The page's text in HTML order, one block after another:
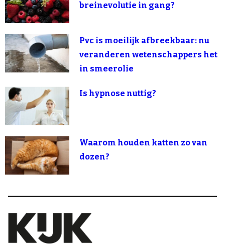
breinevolutie in gang?
Pvc is moeilijk afbreekbaar: nu
veranderen wetenschappers het
in smeerolie
Is hypnose nuttig?
Waarom houden katten zo van
dozen?